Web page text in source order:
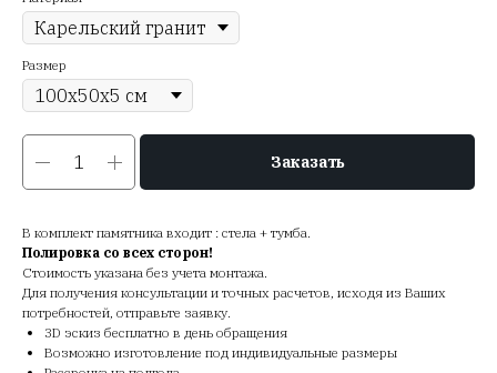
Размер
Заказать
В комплект памятника входит : стела + тумба.
Полировка со всех сторон!
Стоимость указана без учета монтажа.
Для получения консультации и точных расчетов, исходя из Ваших
потребностей, отправьте заявку.
3D эскиз бесплатно в день обращения
Возможно изготовление под индивидуальные размеры